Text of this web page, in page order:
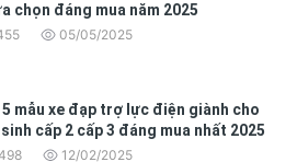
chọn đáng mua năm 2025
05/05/2025
5 mẫu xe đạp trợ lực điện giành cho
sinh cấp 2 cấp 3 đáng mua nhất 2025
12/02/2025